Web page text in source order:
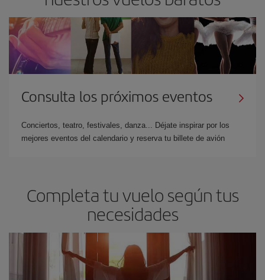
Consulta los próximos eventos
Conciertos, teatro, festivales, danza... Déjate inspirar por los
mejores eventos del calendario y reserva tu billete de avión
Completa tu vuelo según tus
necesidades